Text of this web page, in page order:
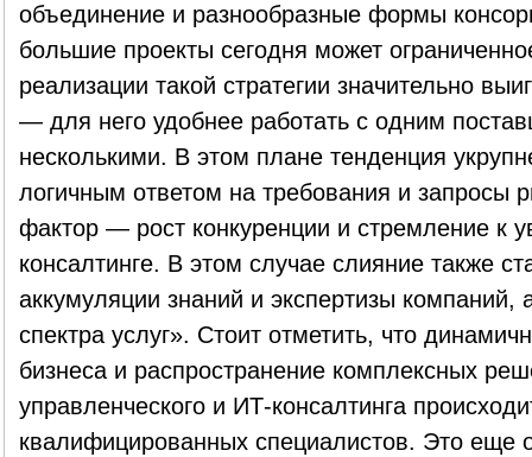
объединение и разнообразные формы
большие проекты сегодня может
реализации такой стратегии значительно
— для него удобнее работать с одним
несколькими. В этом плане тенденция
логичным ответом на требования и запросы
фактор — рост конкуренции и стремление к
консалтинге. В этом случае слияние также
аккумуляции знаний и экспертизы
спектра услуг». Стоит отметить, что
бизнеса и распространение комплексных
управленческого и ИТ-консалтинга
квалифицированных специалистов. Это еще